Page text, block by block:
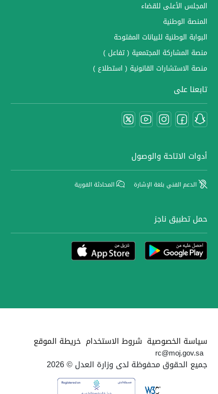
المجلس الأعلى للقضاء
المنصة الوطنية
البوابة الوطنية للبيانات المفتوحة
منصة المشاركة المجتمعية ( تفاعل )
منصة الاستشارات القانونية ( استطلاع )
تابعنا على
أدوات الاتاحة والوصول
الدعم الفني بلغة الإشارة المحادثة الفورية
حمل تطبيق ناجز
سياسة الخصوصية شروط الاستخدام خريطة الموقع
rc@moj.gov.sa
جميع الحقوق محفوظة لدى وزارة العدل © 2026